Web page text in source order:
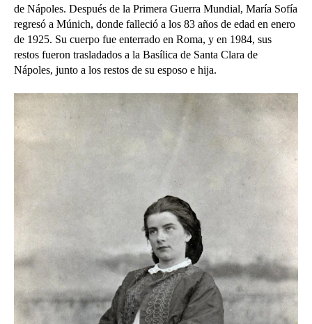
de Nápoles. Después de la Primera Guerra Mundial, María Sofía
regresó a Múnich, donde falleció a los 83 años de edad en enero
de 1925. Su cuerpo fue enterrado en Roma, y en 1984, sus
restos fueron trasladados a la Basílica de Santa Clara de
Nápoles, junto a los restos de su esposo e hija.